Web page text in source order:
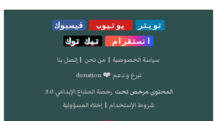
تويتر يوتيوب
فيسبوك
انستقرام
تيك توك
سياسة الخصوصية | من نحن | إتصل بنا
تبرع و دعم ❤️ donation
المحتوى مرخص تحت رخصة المشاع الإبداعي 3.0
شروط الإستخدام | إخلاء المسؤولية